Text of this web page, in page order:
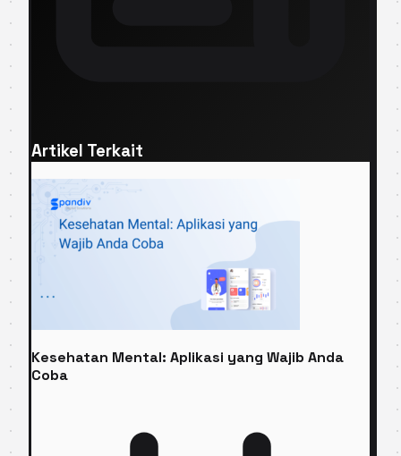
Artikel Terkait
Kesehatan Mental: Aplikasi yang Wajib Anda
Coba